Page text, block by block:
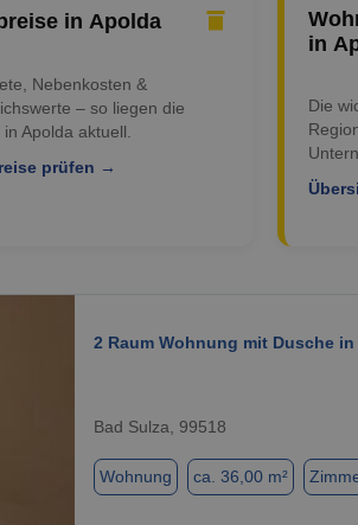
in Apolda
Nebenkosten &
– so liegen die
Apolda aktuell.
prüfen →
in
Die
2 Raum Wohnung mit Dusche
Bad Sulza, 99518
Wohnung ca. 36,00 m²